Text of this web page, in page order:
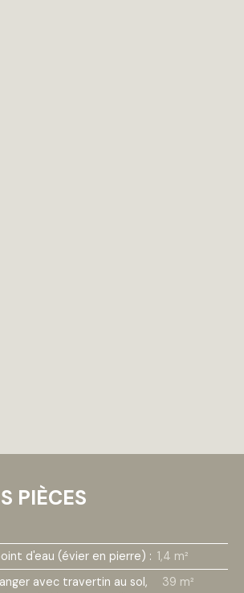
PIÈCES
d'eau (évier en pierre) : 1,4 m²
avec travertin au sol,
39 m²